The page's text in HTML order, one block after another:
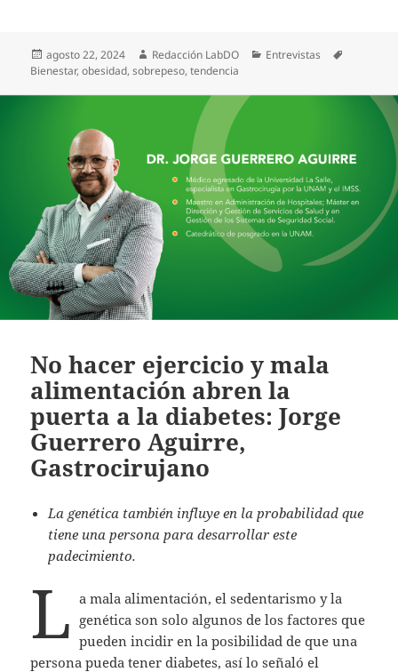
Publicado
el
agosto 22, 2024 Autor
Redacción LabDO Categorías
Entrevistas
Bienestar,obesidad,sobrepeso,tendencia
No hacer ejercicio y mala
alimentación abren la
puerta a la diabetes: Jorge
Guerrero Aguirre,
Gastrocirujano
La genética también influye en la probabilidad que
tiene una persona para desarrollar este
padecimiento.
L a mala alimentación, el sedentarismo y la
genética son solo algunos de los factores que
pueden incidir en la posibilidad de que una
persona pueda tener diabetes, así lo señaló el